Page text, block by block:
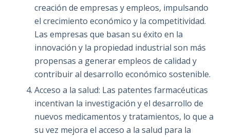
creación de empresas y empleos, impulsando
el crecimiento económico y la competitividad.
Las empresas que basan su éxito en la
innovación y la propiedad industrial son más
propensas a generar empleos de calidad y
contribuir al desarrollo económico sostenible.
Acceso a la salud: Las patentes farmacéuticas
incentivan la investigación y el desarrollo de
nuevos medicamentos y tratamientos, lo que a
su vez mejora el acceso a la salud para la